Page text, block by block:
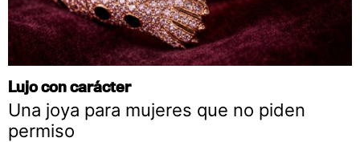
Lujo con carácter
Una joya para mujeres que no piden
permiso